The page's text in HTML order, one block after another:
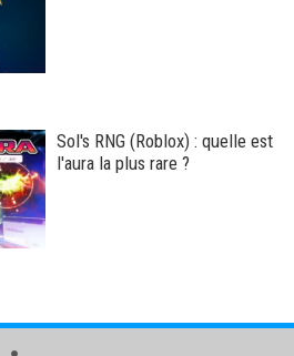
Sol's RNG (Roblox) : quelle est
l'aura la plus rare ?